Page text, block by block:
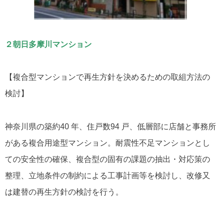
２朝日多摩川マンション
【複合型マンションで再生方針を決めるための取組方法の
検討】
神奈川県の築約40 年、住戸数94 戸、低層部に店舗と事務所
がある複合用途型マンション。耐震性不足マンションとし
ての安全性の確保、複合型の固有の課題の抽出・対応策の
整理、立地条件の制約による工事計画等を検討し、改修又
は建替の再生方針の検討を行う。